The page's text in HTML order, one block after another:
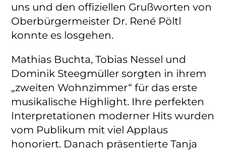
uns und den offiziellen Grußworten von
Oberbürgermeister Dr. René Pöltl
konnte es losgehen.
Mathias Buchta, Tobias Nessel und
Dominik Steegmüller sorgten in ihrem
„zweiten Wohnzimmer“ für das erste
musikalische Highlight. Ihre perfekten
Interpretationen moderner Hits wurden
vom Publikum mit viel Applaus
honoriert. Danach präsentierte Tanja